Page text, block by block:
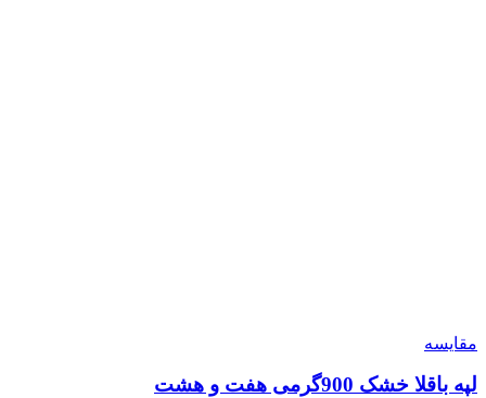
مقايسه
لپه باقلا خشک 900گرمی هفت و هشت